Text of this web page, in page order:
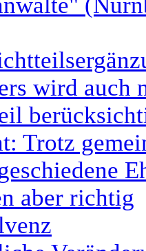
wird auch
Trotz
aber richtig